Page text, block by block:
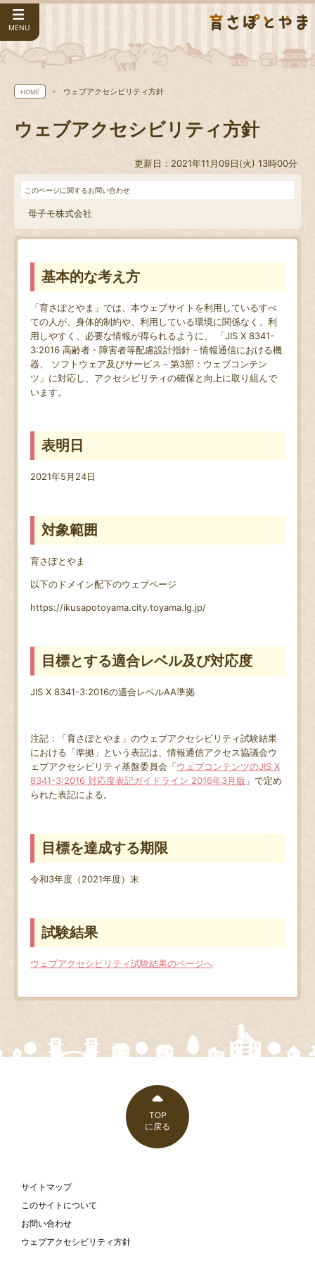
MENU
HOME ウェブアクセシビリティ方針
ウェブアクセシビリティ方針
更新日：2021年11月09日(火) 13時00分
このページに関するお問い合わせ
母子モ株式会社
基本的な考え方
「育さぽとやま」では、本ウェブサイトを利用しているすべ
ての人が、身体的制約や、利用している環境に関係なく、利
用しやすく、必要な情報が得られるように、 「JIS X 8341-
3:2016 高齢者・障害者等配慮設計指針－情報通信における機
器、 ソフトウェア及びサービス－第3部：ウェブコンテン
ツ」に対応し、アクセシビリティの確保と向上に取り組んで
います。
表明日
2021年5月24日
対象範囲
育さぽとやま
以下のドメイン配下のウェブページ
https://ikusapotoyama.city.toyama.lg.jp/
目標とする適合レベル及び対応度
JIS X 8341-3:2016の適合レベルAA準拠
注記：「育さぽとやま」のウェブアクセシビリティ試験結果
における「準拠」という表記は、情報通信アクセス協議会ウ
ェブアクセシビリティ基盤委員会「ウェブコンテンツのJIS X
8341-3:2016 対応度表記ガイドライン 2016年3月版 」で定め
られた表記による。
目標を達成する期限
令和3年度（2021年度）末
試験結果
ウェブアクセシビリティ試験結果のページへ
TOP
に戻る
サイトマップ
このサイトについて
お問い合わせ
ウェブアクセシビリティ方針